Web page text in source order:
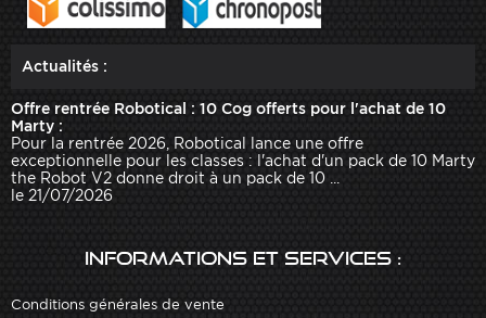
Actualités :
Offre rentrée Robotical : 10 Cog offerts pour l'achat de 10
Marty :
Pour la rentrée 2026, Robotical lance une offre
exceptionnelle pour les classes : l'achat d'un pack de 10 Marty
the Robot V2 donne droit à un pack de 10 ...
le 21/07/2026
Informations et services :
Conditions générales de vente